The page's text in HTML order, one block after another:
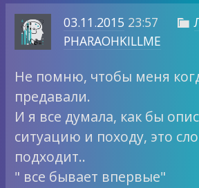
03.11.2015 23:57 
PHARAOHKILLME
Не помню, чтобы меня
предавали.
И я все думала, как бы
ситуацию и походу, это
подходит..
" все бывает впервые"